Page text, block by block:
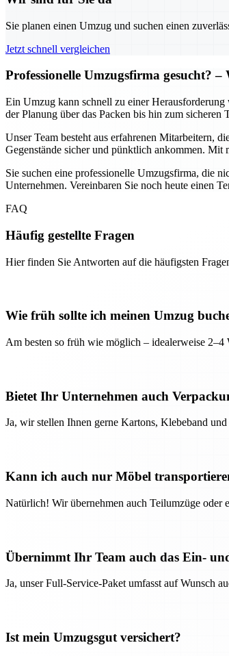
Sie planen einen Umzug und suchen einen
Jetzt schnell vergleichen
Professionelle Umzugsfirma gesucht?
Ein Umzug kann schnell zu einer
der Planung über das Packen bis hin zum
Unser Team besteht aus erfahrenen Mitarbeitern,
Gegenstände sicher und pünktlich ankommen. Mit
Sie suchen eine professionelle Umzugsfirma, die
Unternehmen. Vereinbaren Sie noch heute einen
FAQ
Häufig gestellte Fragen
Hier finden Sie Antworten auf die häufigsten
Wie früh sollte ich meinen Umzug
Am besten so früh wie möglich – idealerweise
Bietet Ihr Unternehmen auch
Ja, wir stellen Ihnen gerne Kartons, Klebeband
Kann ich auch nur Möbel
Natürlich! Wir übernehmen auch Teilumzüge oder
Übernimmt Ihr Team auch das Ein-
Ja, unser Full-Service-Paket umfasst auf Wunsch
Ist mein Umzugsgut versichert?